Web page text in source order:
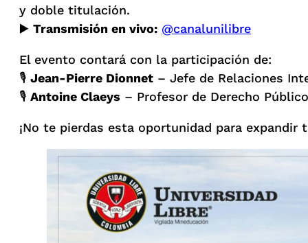
y doble titulación.
▶️ Transmisión en vivo: @canalunilibre
El evento contará con la participación de:
🎙 Jean-Pierre Dionnet – Jefe de Relaciones
🎙 Antoine Claeys – Profesor de Derecho
¡No te pierdas esta oportunidad para expandir